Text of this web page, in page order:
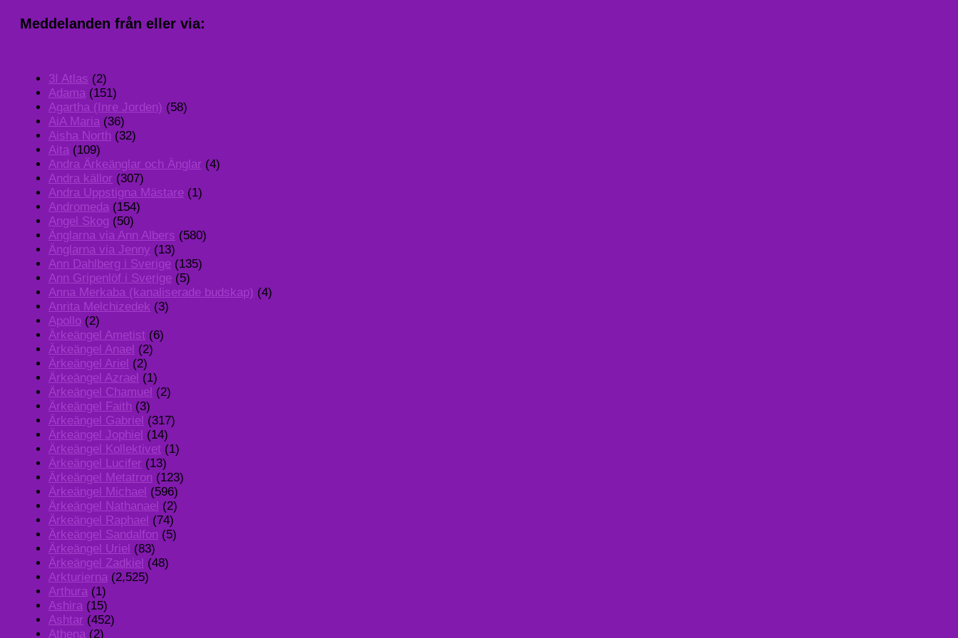
Meddelanden från eller via:
3I Atlas (2)
Adama (151)
Agartha (Inre Jorden) (58)
AiA Maria (36)
Aisha North (32)
Aita (109)
Andra Ärkeänglar och Änglar (4)
Andra källor (307)
Andra Uppstigna Mästare (1)
Andromeda (154)
Angel Skog (50)
Änglarna via Ann Albers (580)
Änglarna via Jenny (13)
Ann Dahlberg i Sverige (135)
Ann Gripenlöf i Sverige (5)
Anna Merkaba (kanaliserade budskap) (4)
Anrita Melchizedek (3)
Apollo (2)
Ärkeängel Ametist (6)
Ärkeängel Anael (2)
Ärkeängel Ariel (2)
Ärkeängel Azrael (1)
Ärkeängel Chamuel (2)
Ärkeängel Faith (3)
Ärkeängel Gabriel (317)
Ärkeängel Jophiel (14)
Ärkeängel Kollektivet (1)
Ärkeängel Lucifer (13)
Ärkeängel Metatron (123)
Ärkeängel Michael (596)
Ärkeängel Nathanael (2)
Ärkeängel Raphael (74)
Ärkeängel Sandalfon (5)
Ärkeängel Uriel (83)
Ärkeängel Zadkiel (48)
Arkturierna (2,525)
Arthura (1)
Ashira (15)
Ashtar (452)
Athena (2)